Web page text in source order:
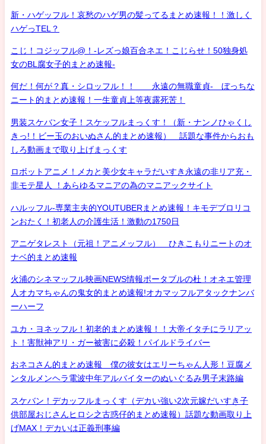
新・ハゲッフル！哀愁のハゲ男の髪ってるまとめ速報！！激しく
ハゲっTEL？
こじ！コジッフル@！-レズっ娘百合ネエ！こじらせ！50独身処
女のBL腐女子的まとめ速報-
何だ！何が？真・シロッフル！！ 永遠の無職童貞- ぼっちな
ニート的まとめ速報！一生童貞上等夜露死苦！
男装スケバン女子！スケッフルまっくす！（新・ナンノひゃくし
きっ!！ビー玉のおいぬさん的まとめ速報） 話題な事件からおも
しろ動画まで取り上げまっくす
ロボットアニメ！メカと美少女キャラだいすき永遠の非リア充・
非モテ星人 ！あらゆるマニアの為のマニアックサイト
ハルッフル-専業主夫的YOUTUBERまとめ速報！キモデブロリコ
ンおたく！初老人の介護生活！激動の1750日
アニゲタレスト（元祖！アニメッフル） ひきこもりニートのオ
ナベ的まとめ速報
火浦のシネマッフル映画NEWS情報ポータブルの杜！オネエ管理
人オカマちゃんの鬼女的まとめ速報!オカマッフルアタックナンバ
ーハーフ
ユカ・ヨネッフル！初老的まとめ速報！！大帝イタチにラリアッ
ト！害獣神アリ・ガー被害に必殺！パイルドライバー
おネコさん的まとめ速報 僕の彼女はエリーちゃん人形！豆腐メ
ンタルメンヘラ電波中年アルバイターのぬいぐるみ男子末路編
スケバン！デカッフルまっくす（デカい強い2次元嫁だいすき子
供部屋おじさんヒロシ之古惑仔的まとめ速報）話題な動画取り上
げMAX！デカいは正義刑事編